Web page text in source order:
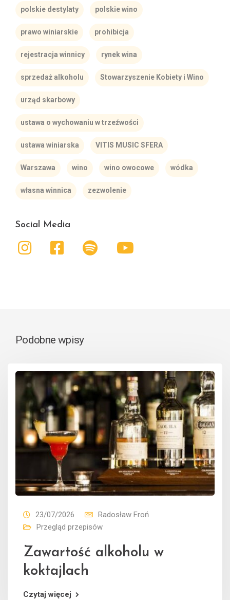
polskie destylaty polskie wino
prawo winiarskie prohibicja
rejestracja winnicy rynek wina
sprzedaż alkoholu Stowarzyszenie Kobiety i Wino
urząd skarbowy
ustawa o wychowaniu w trzeźwości
ustawa winiarska VITIS MUSIC SFERA
Warszawa wino wino owocowe wódka
własna winnica zezwolenie
Social Media
Podobne wpisy
23/07/2026
Radosław Froń
Przegląd przepisów
Zawartość alkoholu w
koktajlach
Czytaj więcej